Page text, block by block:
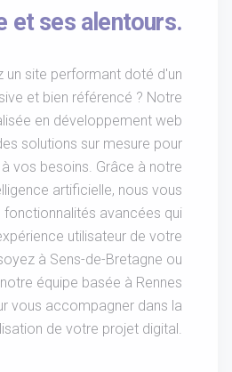
et ses alentours.
un site performant doté d'un
et bien référencé ? Notre
en développement web
solutions sur mesure pour
vos besoins. Grâce à notre
artificielle, nous vous
avancées qui
utilisateur de votre
à Sens-de-Bretagne ou
équipe basée à Rennes
vous accompagner dans la
de votre projet digital.